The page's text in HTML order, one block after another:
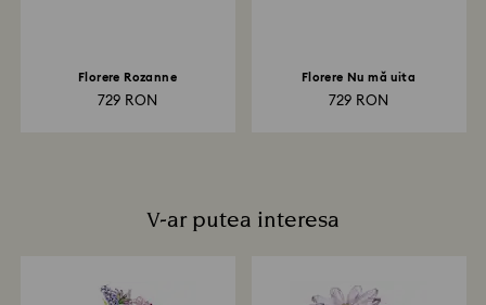
Florere Rozanne
729 RON
Florere Nu mă uita
729 RON
V-ar putea interesa